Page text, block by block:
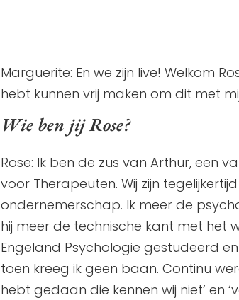
Marguerite: En we zijn live! Welkom
hebt kunnen vrij maken om dit met
Wie ben jij Rose?
Rose: Ik ben de zus van Arthur, een
voor Therapeuten. Wij zijn
ondernemerschap. Ik meer de
hij meer de technische kant met het
Engeland Psychologie gestudeerd
toen kreeg ik geen baan. Continu
hebt gedaan die kennen wij niet’ en